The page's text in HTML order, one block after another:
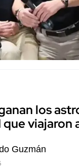
los
viajaron
Guzmán